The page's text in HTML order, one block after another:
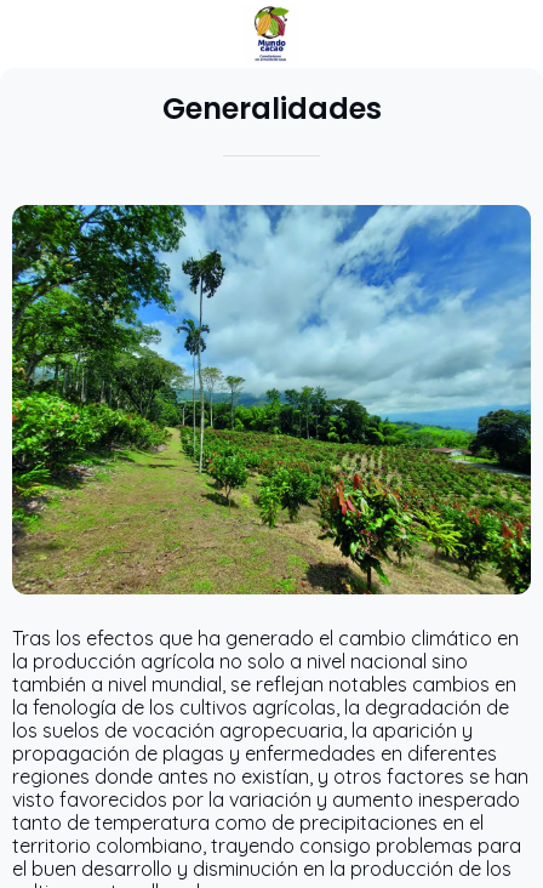
Generalidades
Tras los efectos que ha generado el cambio climático en
la producción agrícola no solo a nivel nacional sino
también a nivel mundial, se reflejan notables cambios en
la fenología de los cultivos agrícolas, la degradación de
los suelos de vocación agropecuaria, la aparición y
propagación de plagas y enfermedades en diferentes
regiones donde antes no existían, y otros factores se han
visto favorecidos por la variación y aumento inesperado
tanto de temperatura como de precipitaciones en el
territorio colombiano, trayendo consigo problemas para
el buen desarrollo y disminución en la producción de los